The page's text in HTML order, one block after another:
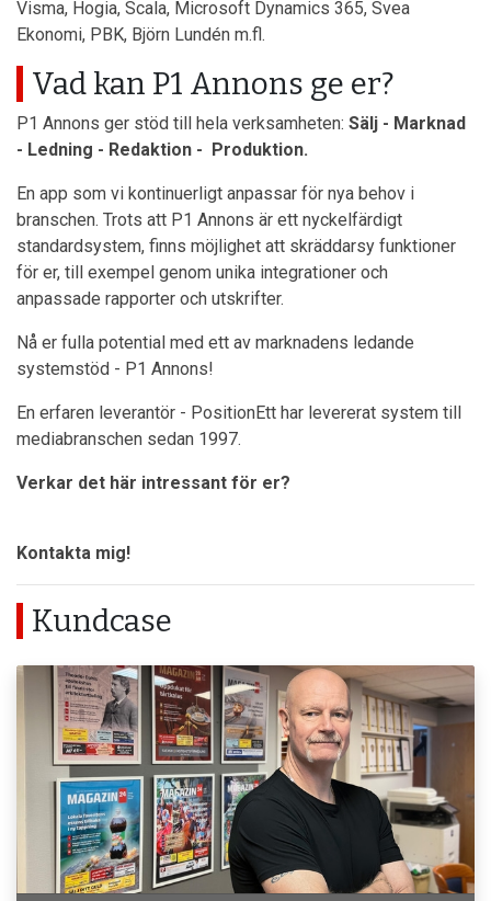
Visma, Hogia, Scala, Microsoft Dynamics 365, Svea
Ekonomi, PBK, Björn Lundén m.fl.
Vad kan P1 Annons ge er?
P1 Annons ger stöd till hela verksamheten: Sälj - Marknad
- Ledning - Redaktion - Produktion.
En app som vi kontinuerligt anpassar för nya behov i
branschen. Trots att P1 Annons är ett nyckelfärdigt
standardsystem, finns möjlighet att skräddarsy funktioner
för er, till exempel genom unika integrationer och
anpassade rapporter och utskrifter.
Nå er fulla potential med ett av marknadens ledande
systemstöd - P1 Annons!
En erfaren leverantör - PositionEtt har levererat system till
mediabranschen sedan 1997.
Verkar det här intressant för er?
Kontakta mig!
Kundcase